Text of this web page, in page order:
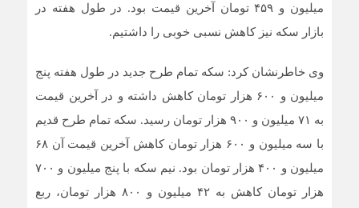
میلیون و ۴۵۹ تومان آخرین قیمت بود. در طول هفته در
بازار سکه نیز کاهش نسبی خوبی را داشتیم.
وی خاطرنشان کرد: سکه تمام طرح جدید در طول هفته پنج
میلیون و ۶۰۰ هزار تومان کاهش داشته و در آخرین قیمت
به ۷۱ میلیون و ۹۰۰ هزار تومان رسید. سکه تمام طرح قدیم
با سه میلیون و ۶۰۰ هزار تومان کاهش آخرین قیمت آن ۶۸
میلیون و ۴٠٠ هزار تومان بود. نیم سکه با پنج میلیون و ۷۰۰
هزار تومان کاهش به ۴۲ میلیون و ٨٠٠ هزار تومان، ربع